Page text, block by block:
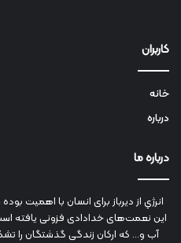
کاربران
خانه
درباره
درباره ما
انرژي‌ از دیرباز برای انسان با اهمیت
این نعمت‌های خدادادی فزونی یافته
آب و... که ارکان زندگی گذشتگان را